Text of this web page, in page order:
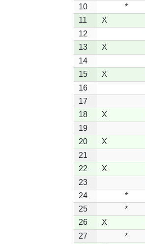
10
*
11
X
12
13
X
14
15
X
16
17
18
X
19
20
X
21
22
X
23
24
*
25
*
26
X
27
*